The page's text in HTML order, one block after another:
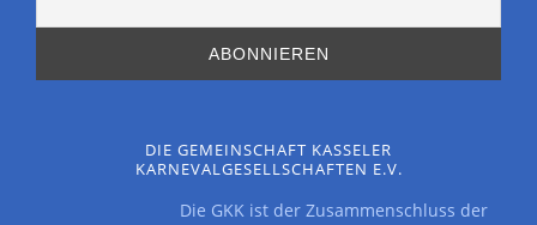
DIE GEMEINSCHAFT KASSELER
KARNEVALGESELLSCHAFTEN E.V.
Die GKK ist der Zusammenschluss der